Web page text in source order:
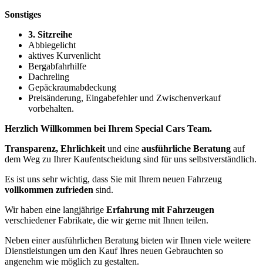
Sonstiges
3. Sitzreihe
Abbiegelicht
aktives Kurvenlicht
Bergabfahrhilfe
Dachreling
Gepäckraumabdeckung
Preisänderung, Eingabefehler und Zwischenverkauf
vorbehalten.
Herzlich Willkommen bei Ihrem Special Cars Team.
Transparenz, Ehrlichkeit und eine ausführliche Beratung auf
dem Weg zu Ihrer Kaufentscheidung sind für uns selbstverständlich.
Es ist uns sehr wichtig, dass Sie mit Ihrem neuen Fahrzeug
vollkommen zufrieden sind.
Wir haben eine langjährige Erfahrung mit Fahrzeugen
verschiedener Fabrikate, die wir gerne mit Ihnen teilen.
Neben einer ausführlichen Beratung bieten wir Ihnen viele weitere
Dienstleistungen um den Kauf Ihres neuen Gebrauchten so
angenehm wie möglich zu gestalten.